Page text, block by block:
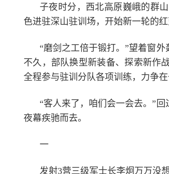
子夜时分，西北高原巍峨的群
色进驻深山驻训场，开始新一轮的红
“磨剑之工倍于锻打。”望着窗
不久，部队换型新装备、探索新作
全程参与驻训分队各项训练，力争
“客人来了，咱们会一会去。”
夜幕疾驰而去。
一
发射3营三级军士长李炯万万没